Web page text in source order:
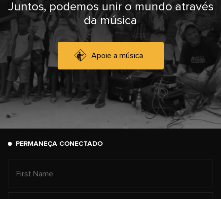
Juntos, podemos unir o mundo através
da música
Apoie a música
PERMANEÇA CONECTADO